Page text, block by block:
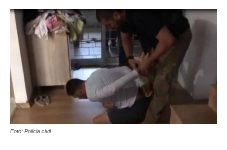
Foto: Policia civil